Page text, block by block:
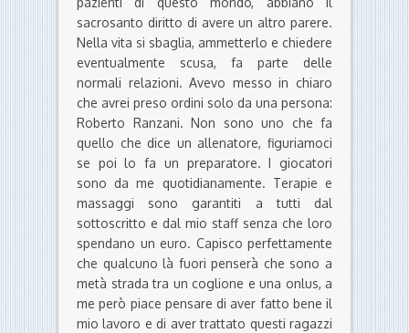
sacrosanto diritto di avere un altro parere.
Nella vita si sbaglia, ammetterlo e chiedere
eventualmente scusa, fa parte delle
normali relazioni. Avevo messo in chiaro
che avrei preso ordini solo da una persona:
Roberto Ranzani. Non sono uno che fa
quello che dice un allenatore, figuriamoci
se poi lo fa un preparatore. I giocatori
sono da me quotidianamente. Terapie e
massaggi sono garantiti a tutti dal
sottoscritto e dal mio staff senza che loro
spendano un euro. Capisco perfettamente
che qualcuno là fuori penserà che sono a
metà strada tra un coglione e una onlus, a
me però piace pensare di aver fatto bene il
mio lavoro e di aver trattato questi ragazzi